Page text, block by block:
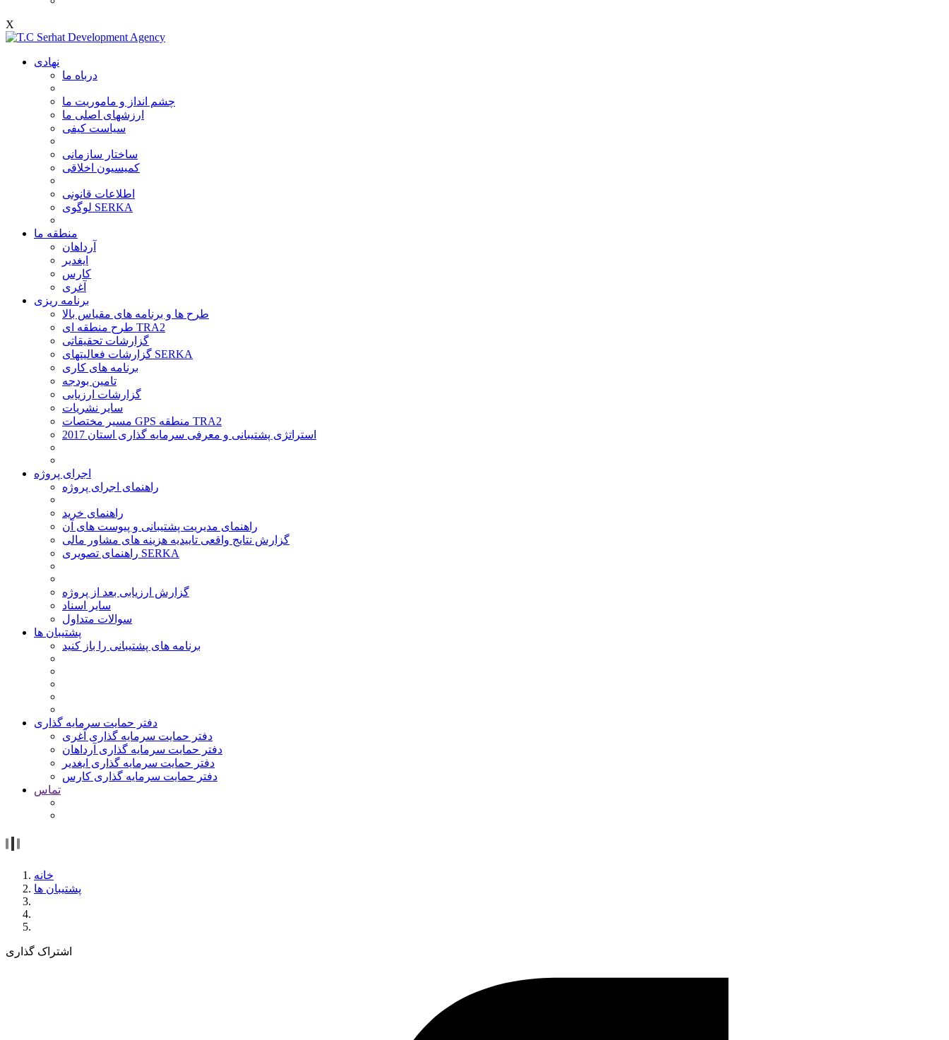
X
نهادی
درباه ما
چشم انداز و ماموریت ما
ارزشهای اصلی ما
سیاست کیفی
ساختار سازمانی
کمیسیون اخلاقی
اطلاعات قانونی
لوگوی SERKA
منطقه ما
آرداهان
ایغدیر
کارس
آغری
برنامه ریزی
طرح ها و برنامه های مقیاس بالا
طرح منطقه ای TRA2
گزارشات تحقیقاتی
گزارشات فعالیتهای SERKA
برنامه های کاری
تامین بودجه
گزارشات ارزیابی
سایر نشریات
مسیر مختصات GPS منطقه TRA2
استراتژی پشتیبانی و معرفی سرمایه گذاری استان 2017
اجرای پروژه
راهنمای اجرای پروژه
راهنمای خرید
راهنمای مدیریت پشتیبانی و پیوست های آن
گزارش نتایج واقعی تاییدیه هزینه های مشاور مالی
راهنمای تصویری SERKA
گزارش ارزیابی بعد از پروژه
سایر اسناد
سوالات متداول
پشتیبان ها
برنامه های پشتیبانی را باز کنید
دفتر حمایت سرمایه گذاری
دفتر حمایت سرمایه گذاری آغری
دفتر حمایت سرمایه گذاری آرداهان
دفتر حمایت سرمایه گذاری ایغدیر
دفتر حمایت سرمایه گذاری کارس
تماس
خانه
پشتیبان ها
اشتراک گذاری